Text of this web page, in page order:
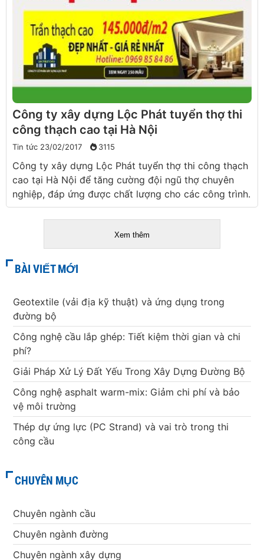
Công ty xây dựng Lộc Phát tuyển thợ thi
công thạch cao tại Hà Nội
Tin tức 23/02/2017 3115
Công ty xây dựng Lộc Phát tuyển thợ thi công thạch
cao tại Hà Nội để tăng cường đội ngũ thợ chuyên
nghiệp, đáp ứng được chất lượng cho các công trình.
Xem thêm
BÀI VIẾT MỚI
Geotextile (vải địa kỹ thuật) và ứng dụng trong
đường bộ
Công nghệ cầu lắp ghép: Tiết kiệm thời gian và chi
phí?
Giải Pháp Xử Lý Đất Yếu Trong Xây Dựng Đường Bộ
Công nghệ asphalt warm-mix: Giảm chi phí và bảo
vệ môi trường
Thép dự ứng lực (PC Strand) và vai trò trong thi
công cầu
CHUYÊN MỤC
Chuyên ngành cầu
Chuyên ngành đường
Chuyên ngành xây dựng